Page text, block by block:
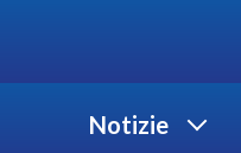
Notizie